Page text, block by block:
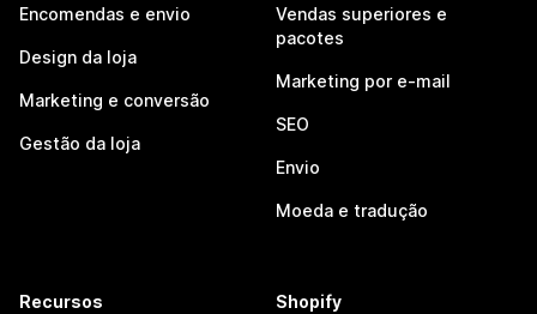
Encomendas e envio
Design da loja
Marketing e conversão
Gestão da loja
Vendas superiores e
pacotes
Marketing por e-mail
SEO
Envio
Moeda e tradução
Recursos Shopify